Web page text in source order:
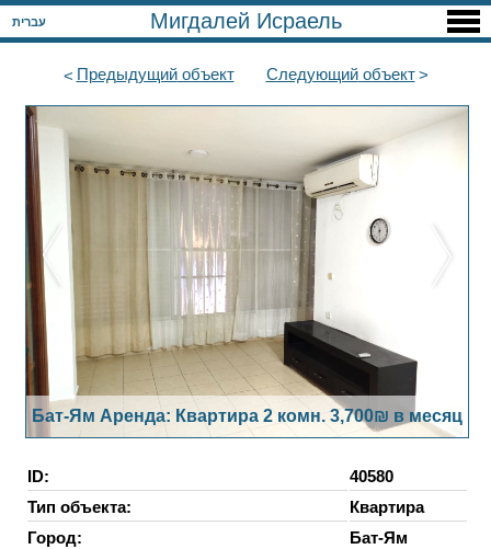
עברית Мигдалей Исраель
Предыдущийобъект Следующийобъект
Бат-Ям Аренда: Квартира 2 комн. 3,700₪ в месяц
ID:
40580
Тип объекта:
Квартира
Город:
Бат-Ям